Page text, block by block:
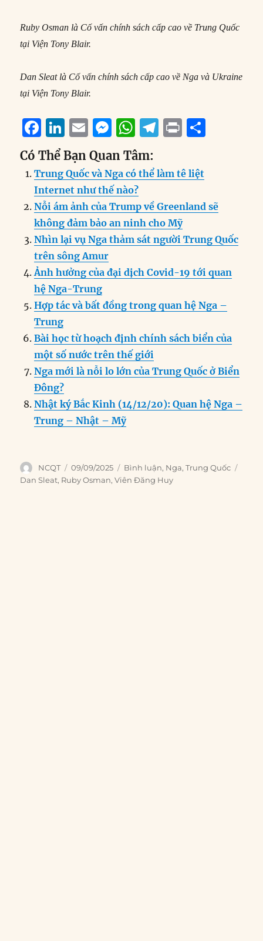
Ruby Osman là Cố vấn chính sách cấp cao về Trung Quốc
tại Viện Tony Blair.
Dan Sleat là Cố vấn chính sách cấp cao về Nga và Ukraine
tại Viện Tony Blair.
F
a
c
e
b
o
o
k
Li
n
k
e
d
I
n
E
m
ai
l
M
ss
e
n
g
er
W
h
at
s
A
p
p
T
e
g
r
a
m
P
n
t
Có Thể Bạn Quan Tâm:
Trung Quốc và Nga có thể làm tê liệt
Internet như thế nào?
Nỗi ám ảnh của Trump về Greenland sẽ
không đảm bảo an ninh cho Mỹ
Nhìn lại vụ Nga thảm sát người Trung Quốc
trên sông Amur
Ảnh hưởng của đại dịch Covid-19 tới quan
hệ Nga-Trung
Hợp tác và bất đồng trong quan hệ Nga –
Trung
Bài học từ hoạch định chính sách biển của
một số nước trên thế giới
Nga mới là nỗi lo lớn của Trung Quốc ở Biển
Đông?
Nhật ký Bắc Kinh (14/12/20): Quan hệ Nga –
Trung – Nhật – Mỹ
Author
NCQT
Posted
on
09/09/2025 Categories
Bình luận, Nga,Trung Quốc
Dan Sleat, Ruby Osman,Viên Đăng Huy